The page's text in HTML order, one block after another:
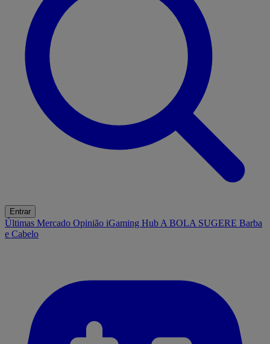
Entrar
Últimas Mercado Opinião iGaming Hub A BOLA SUGERE Barba
e Cabelo